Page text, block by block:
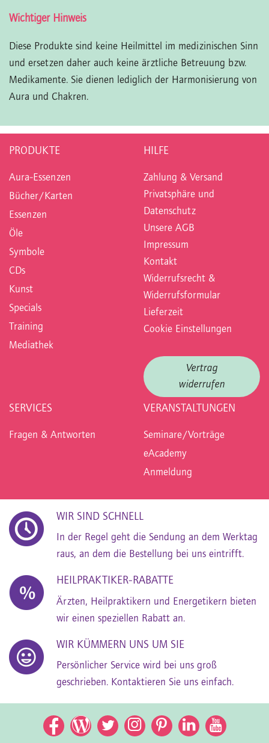
Wichtiger Hinweis
Diese Produkte sind keine Heilmittel im medizinischen Sinn
und ersetzen daher auch keine ärztliche Betreuung bzw.
Medikamente. Sie dienen lediglich der Harmonisierung von
Aura und Chakren.
PRODUKTE
Aura-Essenzen
Bücher/Karten
Essenzen
Öle
Symbole
CDs
Kunst
Specials
Training
Mediathek
HILFE
Zahlung & Versand
Privatsphäre und
Datenschutz
Unsere AGB
Impressum
Kontakt
Widerrufsrecht &
Widerrufsformular
Lieferzeit
Cookie Einstellungen
Vertrag
widerrufen
SERVICES
Fragen & Antworten
VERANSTALTUNGEN
Seminare/Vorträge
eAcademy
Anmeldung
WIR SIND SCHNELL
In der Regel geht die Sendung an dem Werktag
raus, an dem die Bestellung bei uns eintrifft.
HEILPRAKTIKER-RABATTE
Ärzten, Heilpraktikern und Energetikern bieten
wir einen speziellen Rabatt an.
WIR KÜMMERN UNS UM SIE
Persönlicher Service wird bei uns groß
geschrieben. Kontaktieren Sie uns einfach.